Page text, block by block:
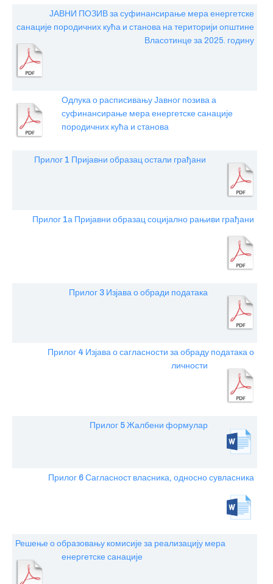
ЈАВНИ ПОЗИВ за суфинансирање мера енергетске
санације породичних кућа и станова на територији општине
Власотинце за 2025. годину
Одлука о расписивању Јавног позива а
суфинансирање мера енергетске санације
породичних кућа и станова
Прилог 1 Пријавни образац остали грађани
Прилог 1а Пријавни образац социјално рањиви грађани
Прилог 3 Изјава о обради података
Прилог 4 Изјава о сагласности за обраду података о
личности
Прилог 5 Жалбени формулар
Прилог 6 Сагласност власника, односно сувласника
Решење о образовању комисије за реализацију мера
енергетске санације